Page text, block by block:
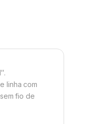
linha com
fio de